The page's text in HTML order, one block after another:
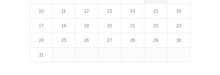
10 11 12 13 14 15 16
17 18 19 20 21 22 23
24 25 26 27 28 29 30
31